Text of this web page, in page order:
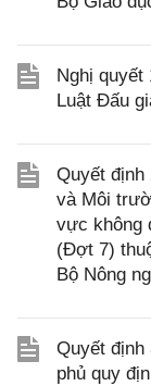
Nghị quyết
Luật Đấu
Quyết định
và Môi
vực không
(Đợt 7)
Bộ Nông
Quyết
phủ quy